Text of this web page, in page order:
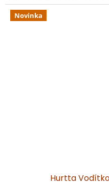
Novinka
Hurtta